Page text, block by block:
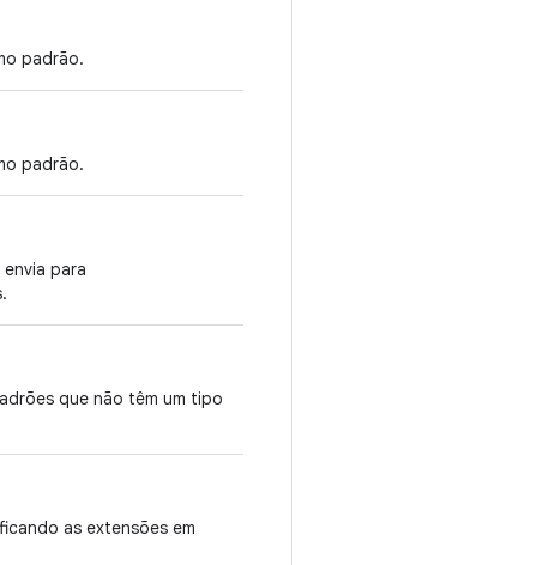
padrão.
padrão.
para
que não têm um tipo
as extensões em